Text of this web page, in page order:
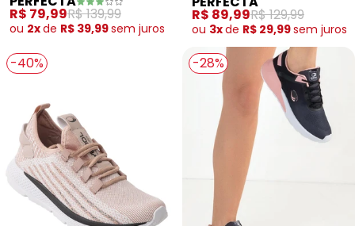
Sola Colorida
R$ 79,99R$ 139,99
ou 2xde R$ 39,99sem juros
Tecido
R$ 89,99R$ 129,99
ou 3xde R$ 29,99sem juros
-40% -28%